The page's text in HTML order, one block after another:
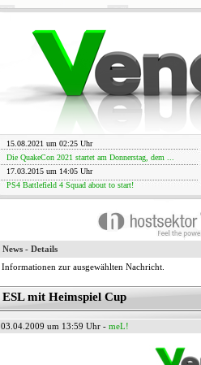
15.08.2021 um 02:25 Uhr
Die QuakeCon 2021 startet am Donnerstag, dem ...
17.03.2015 um 14:05 Uhr
PS4 Battlefield 4 Squad about to start!
News - Details
Informationen zur ausgewählten Nachricht.
ESL mit Heimspiel Cup
03.04.2009 um 13:59 Uhr - meL!